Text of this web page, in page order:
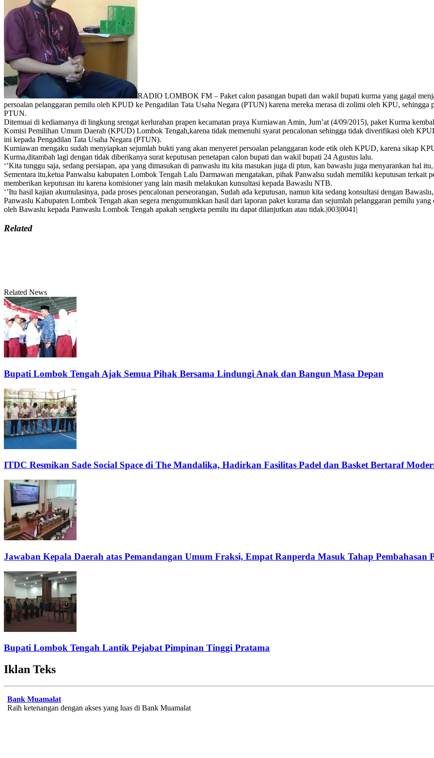
RADIO LOMBOK FM – Paket calon pasangan bupati dan wakil bupati kurma yang gagal
persoalan pelanggaran pemilu oleh KPUD ke Pengadilan Tata Usaha Negara (PTUN) karena mereka merasa di zolimi oleh KPU,
PTUN.
Ditemuai di kediamanya di lingkung srengat kerlurahan prapen kecamatan praya Kurniawan Amin, Jum’at (4/09/2015), paket Kurma
Komisi Pemilihan Umum Daerah (KPUD) Lombok Tengah,karena tidak memenuhi syarat pencalonan sehingga tidak diverifikasi oleh
ini kepada Pengadilan Tata Usaha Negara (PTUN).
Kurniawan mengaku sudah menyiapkan sejumlah bukti yang akan menyeret persoalan pelanggaran kode etik oleh KPUD, karena sikap
Kurma,ditambah lagi dengan tidak diberikanya surat keputusan penetapan calon bupati dan wakil bupati 24 Agustus lalu.
‘’Kita tunggu saja, sedang persiapan, apa yang dimasukan di panwaslu itu kita masukan juga di ptun, kan bawaslu juga menyarankan hal
Sementara itu,ketua Panwalsu kabupaten Lombok Tengah Lalu Darmawan mengatakan, pihak Panwalsu sudah memiliki keputusan terkait
memberikan keputusan itu karena komisioner yang lain masih melakukan kunsultasi kepada Bawaslu NTB.
‘’Itu hasil kajian akumulasinya, pada proses pencalonan perseorangan, Sudah ada keputusan, namun kita sedang konsultasi dengan
Panwaslu Kabupaten Lombok Tengah akan segera mengumumkkan hasil dari laporan paket kurama dan sejumlah pelanggaran pemilu
oleh Bawaslu kepada Panwaslu Lombok Tengah apakah sengketa pemilu itu dapat dilanjutkan atau tidak.|003|0041|
Related
Related News
Bupati Lombok Tengah Ajak Semua Pihak Bersama Lindungi Anak dan Bangun Masa Depan
ITDC Resmikan Sade Social Space di The Mandalika, Hadirkan Fasilitas Padel dan Basket Bertaraf
Jawaban Kepala Daerah atas Pemandangan Umum Fraksi, Empat Ranperda Masuk Tahap Pembahasan
Bupati Lombok Tengah Lantik Pejabat Pimpinan Tinggi Pratama
Iklan Teks
Bank Muamalat
Raih ketenangan dengan akses yang luas di Bank Muamalat